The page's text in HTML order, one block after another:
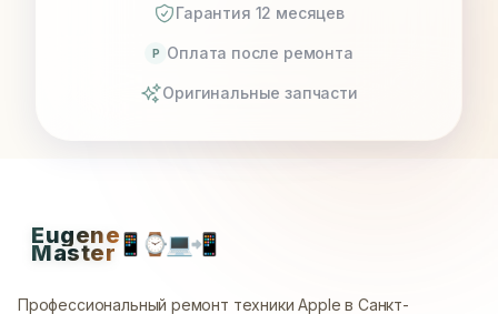
Гарантия 12 месяцев
P Оплата после ремонта
Оригинальные запчасти
Eugene
Master📱 ⌚💻📲
Профессиональный ремонт техники Apple в Санкт-